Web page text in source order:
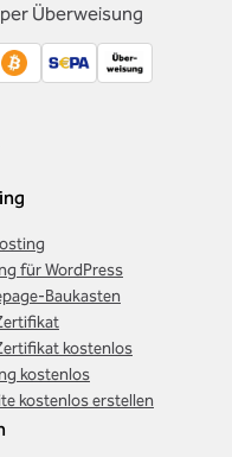
Überweisung
für WordPress
Baukasten
kostenlos
kostenlos
kostenlos erstellen